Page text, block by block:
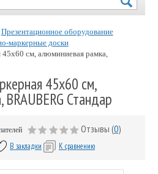
Презентационное оборудование
маркерные доски
см, алюминиевая рамка,
45х60 см,
Стандар
Отзывы (0)
В закладки К сравнению